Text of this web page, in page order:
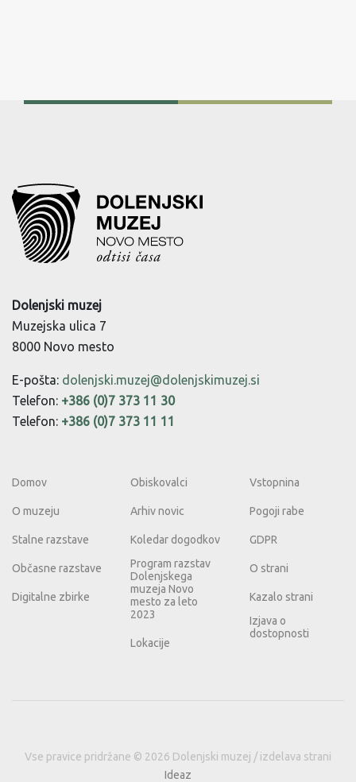
Dolenjski muzej
Muzejska ulica 7
8000 Novo mesto
E-pošta: dolenjski.muzej@dolenjskimuzej.si
Telefon: +386 (0)7 373 11 30
Telefon: +386 (0)7 373 11 11
Domov
O muzeju
Stalne razstave
Občasne razstave
Digitalne zbirke
Obiskovalci
Arhiv novic
Koledar dogodkov
Program razstav
Dolenjskega
muzeja Novo
mesto za leto
2023
Lokacije
Vstopnina
Pogoji rabe
GDPR
O strani
Kazalo strani
Izjava o
dostopnosti
Vse pravice pridržane © 2026 Dolenjski muzej / izdelava strani
Ideaz